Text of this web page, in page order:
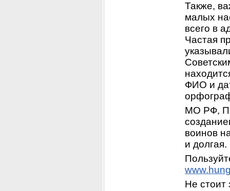
Также,
малых
всего в
Частая
ФИО и
МО РФ,
воинов
и долгая.
Не стоит